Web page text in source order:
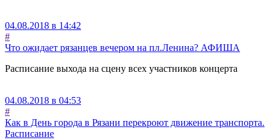
04.08.2018 в 14:42
#
Что ожидает рязанцев вечером на пл.Ленина? АФИША
Расписание выхода на сцену всех участников концерта
04.08.2018 в 04:53
#
Как в День города в Рязани перекроют движение транспорта.
Расписание